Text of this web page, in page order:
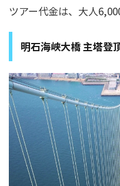
ツアー代金は、大人
明石海峡大橋 主塔登